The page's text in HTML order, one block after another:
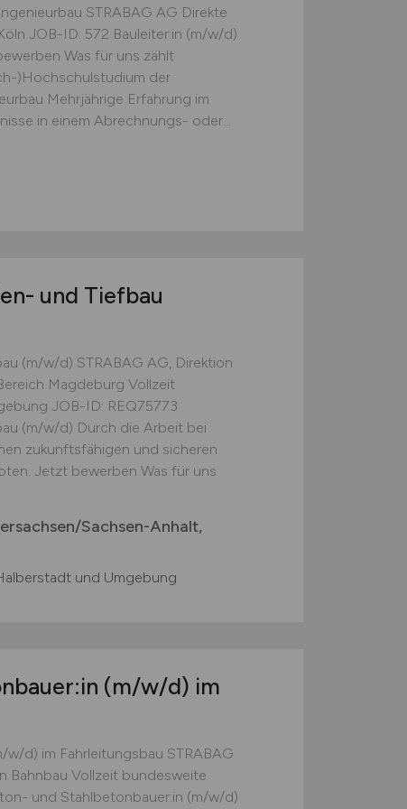
STRABAG AG Direkte
JOB-ID: 572 Bauleiter:in (m/w/d)
Was für uns zählt
)Hochschulstudium der
Mehrjährige Erfahrung im
in einem Abrechnungs- oder...
und Tiefbau
(m/w/d) STRABAG AG, Direktion
Magdeburg Vollzeit
JOB-ID: REQ75773
(m/w/d) Durch die Arbeit bei
zukunftsfähigen und sicheren
Jetzt bewerben Was für uns
Sachsen-Anhalt,
und Umgebung
(m/w/d) im
d) im Fahrleitungsbau STRABAG
Bahnbau Vollzeit bundesweite
und Stahlbetonbauer:in (m/w/d)